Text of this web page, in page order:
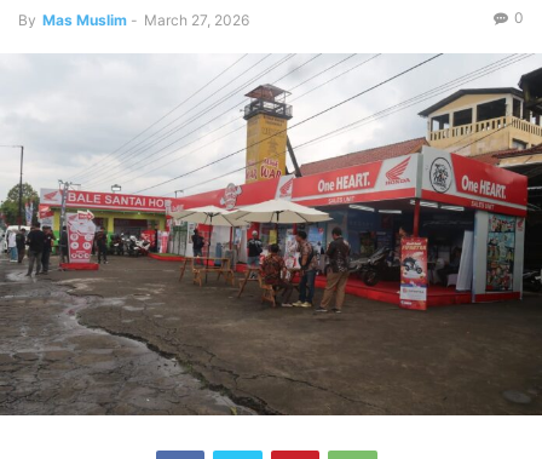
By Mas Muslim - March 27, 2026 0